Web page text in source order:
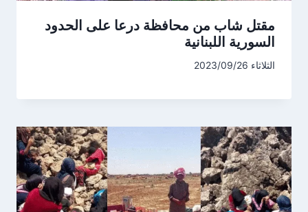
مقتل شاب من محافظة درعا على الحدود
السورية اللبنانية
الثلاثاء 2023/09/26